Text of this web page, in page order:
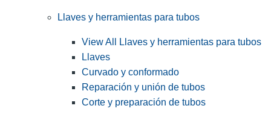
Llaves y herramientas para tubos
View All Llaves y herramientas para tubos
Llaves
Curvado y conformado
Reparación y unión de tubos
Corte y preparación de tubos